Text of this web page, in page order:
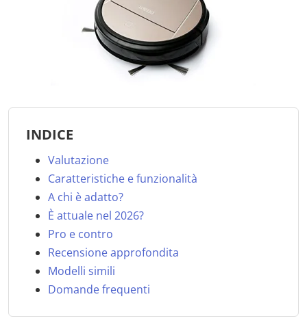
INDICE
Valutazione
Caratteristiche e funzionalità
A chi è adatto?
È attuale nel 2026?
Pro e contro
Recensione approfondita
Modelli simili
Domande frequenti